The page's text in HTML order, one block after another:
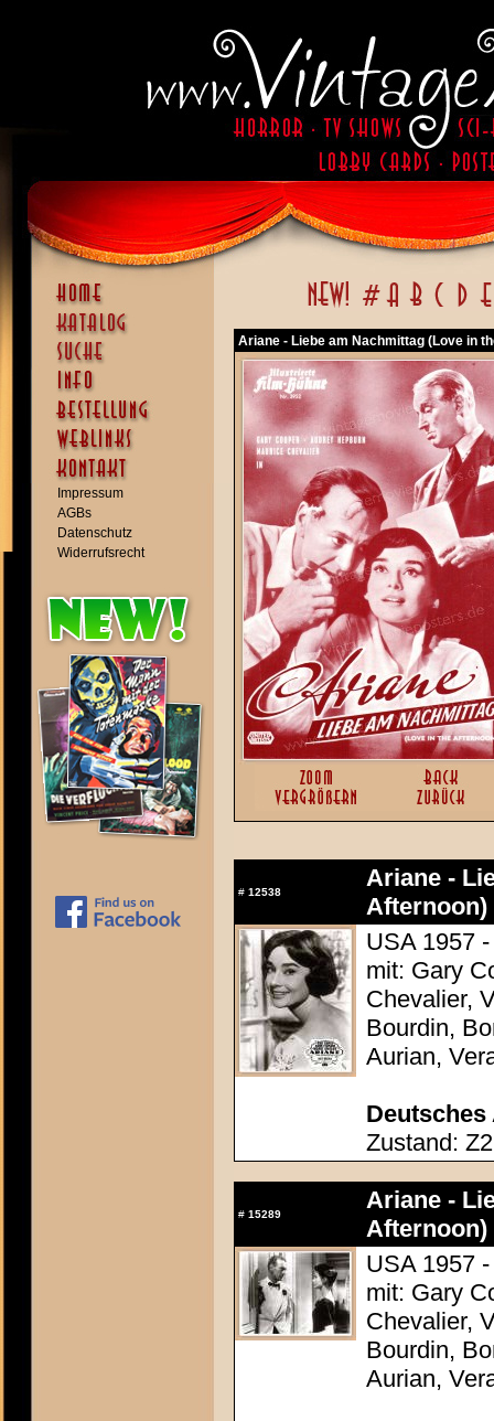
Impressum
AGBs
Datenschutz
Widerrufsrecht
Ariane - Liebe am Nachmittag (Love in
# 12538
Ariane -
Afternoon)
USA 1957
mit: Gary
Chevalier,
Bourdin,
Aurian,
Deutsches
Zustand: Z2
# 15289
Ariane -
Afternoon)
USA 1957
mit: Gary
Chevalier,
Bourdin,
Aurian,